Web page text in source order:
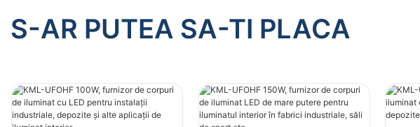
S-AR PUTEA SA-TI PLACA